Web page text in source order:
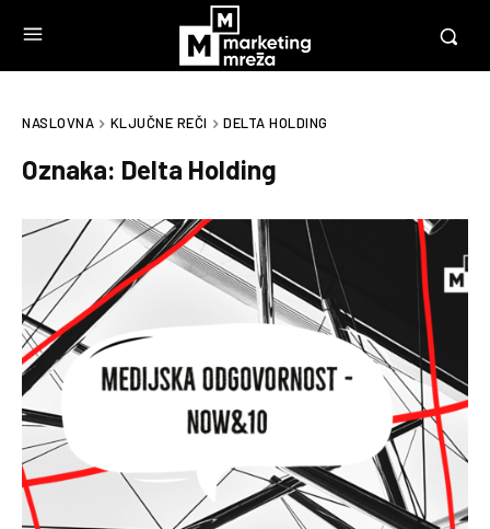
NASLOVNA KLJUČNE REČI DELTA HOLDING
Oznaka: Delta Holding